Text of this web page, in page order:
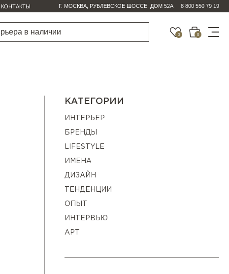
КОНТАКТЫ Г. МОСКВА, РУБЛЕВСКОЕ ШОССЕ, ДОМ 52А 8 800 550 79 19
0 0
КАТЕГОРИИ
ИНТЕРЬЕР
БРЕНДЫ
LIFESTYLE
ИМЕНА
ДИЗАЙН
ТЕНДЕНЦИИ
ОПЫТ
ИНТЕРВЬЮ
АРТ